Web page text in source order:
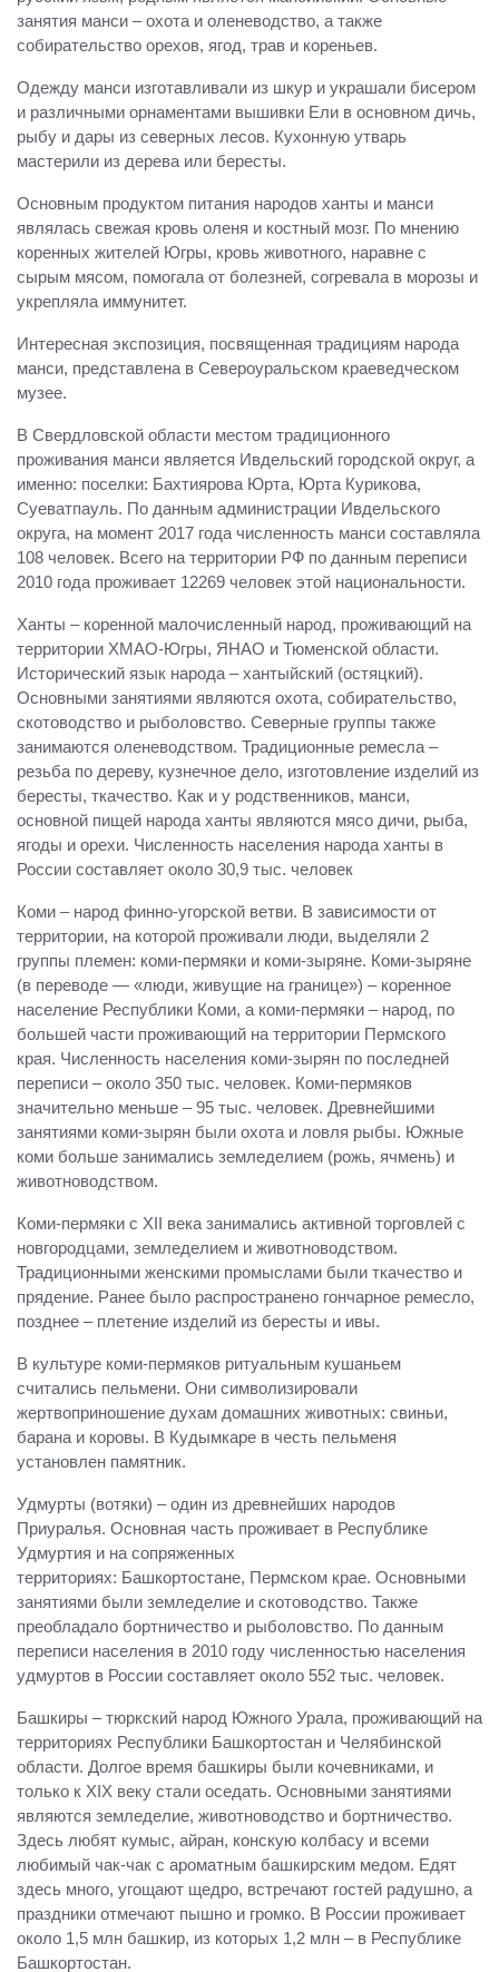
занятия манси – охота и оленеводство, а также
собирательство орехов, ягод, трав и кореньев.
Одежду манси изготавливали из шкур и украшали бисером
и различными орнаментами вышивки Ели в основном дичь,
рыбу и дары из северных лесов. Кухонную утварь
мастерили из дерева или бересты.
Основным продуктом питания народов ханты и манси
являлась свежая кровь оленя и костный мозг. По мнению
коренных жителей Югры, кровь животного, наравне с
сырым мясом, помогала от болезней, согревала в морозы и
укрепляла иммунитет.
Интересная экспозиция, посвященная традициям народа
манси, представлена в Североуральском краеведческом
музее.
В Свердловской области местом традиционного
проживания манси является Ивдельский городской округ, а
именно: поселки: Бахтиярова Юрта, Юрта Курикова,
Суеватпауль. По данным администрации Ивдельского
округа, на момент 2017 года численность манси составляла
108 человек. Всего на территории РФ по данным переписи
2010 года проживает 12269 человек этой национальности.
Ханты – коренной малочисленный народ, проживающий на
территории ХМАО-Югры, ЯНАО и Тюменской области.
Исторический язык народа – хантыйский (остяцкий).
Основными занятиями являются охота, собирательство,
скотоводство и рыболовство. Северные группы также
занимаются оленеводством. Традиционные ремесла –
резьба по дереву, кузнечное дело, изготовление изделий из
бересты, ткачество. Как и у родственников, манси,
основной пищей народа ханты являются мясо дичи, рыба,
ягоды и орехи. Численность населения народа ханты в
России составляет около 30,9 тыс. человек
Коми – народ финно-угорской ветви. В зависимости от
территории, на которой проживали люди, выделяли 2
группы племен: коми-пермяки и коми-зыряне. Коми-зыряне
(в переводе — «люди, живущие на границе») – коренное
население Республики Коми, а коми-пермяки – народ, по
большей части проживающий на территории Пермского
края. Численность населения коми-зырян по последней
переписи – около 350 тыс. человек. Коми-пермяков
значительно меньше – 95 тыс. человек. Древнейшими
занятиями коми-зырян были охота и ловля рыбы. Южные
коми больше занимались земледелием (рожь, ячмень) и
животноводством.
Коми-пермяки с XII века занимались активной торговлей с
новгородцами, земледелием и животноводством.
Традиционными женскими промыслами были ткачество и
прядение. Ранее было распространено гончарное ремесло,
позднее – плетение изделий из бересты и ивы.
В культуре коми-пермяков ритуальным кушаньем
считались пельмени. Они символизировали
жертвоприношение духам домашних животных: свиньи,
барана и коровы. В Кудымкаре в честь пельменя
установлен памятник.
Удмурты (вотяки) – один из древнейших народов
Приуралья. Основная часть проживает в Республике
Удмуртия и на сопряженных
территориях: Башкортостане, Пермском крае. Основными
занятиями были земледелие и скотоводство. Также
преобладало бортничество и рыболовство. По данным
переписи населения в 2010 году численностью населения
удмуртов в России составляет около 552 тыс. человек.
Башкиры – тюркский народ Южного Урала, проживающий на
территориях Республики Башкортостан и Челябинской
области. Долгое время башкиры были кочевниками, и
только к XIX веку стали оседать. Основными занятиями
являются земледелие, животноводство и бортничество.
Здесь любят кумыс, айран, конскую колбасу и всеми
любимый чак-чак с ароматным башкирским медом. Едят
здесь много, угощают щедро, встречают гостей радушно, а
праздники отмечают пышно и громко. В России проживает
около 1,5 млн башкир, из которых 1,2 млн – в Республике
Башкортостан.